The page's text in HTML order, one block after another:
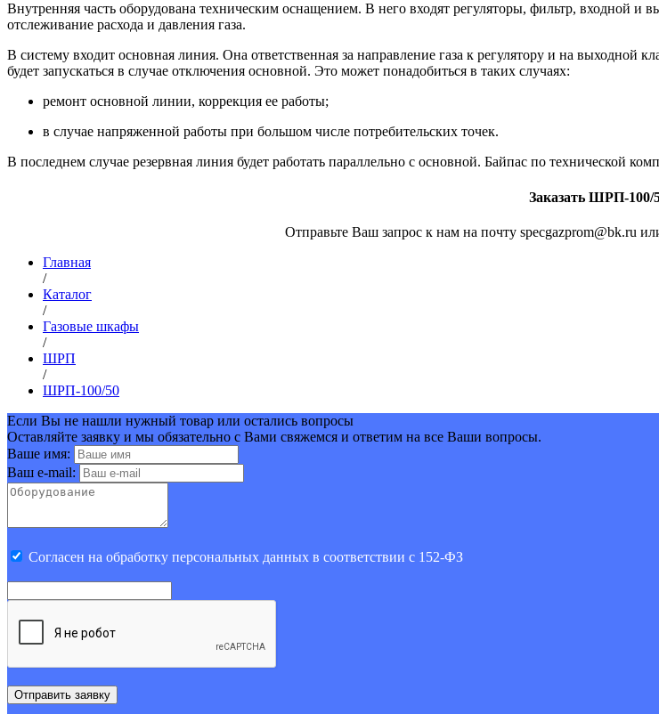
Внутренняя часть оборудована техническим оснащением. В него входят регуляторы, фильтр, входной и
отслеживание расхода и давления газа.
В систему входит основная линия. Она ответственная за направление газа к регулятору и на
будет запускаться в случае отключения основной. Это может понадобиться в таких случаях:
ремонт основной линии, коррекция ее работы;
в случае напряженной работы при большом числе потребительских точек.
В последнем случае резервная линия будет работать параллельно с основной. Байпас по технической
Заказать ШРП-100/
Отправьте Ваш запрос к нам на почту specgazprom@bk.ru
Главная
/
Каталог
/
Газовые шкафы
/
ШРП
/
ШРП-100/50
Если Вы не нашли нужный товар или остались вопросы
Оставляйте заявку и мы обязательно с Вами свяжемся и ответим на все Ваши вопросы.
Ваше имя:
Ваш e-mail:
Cогласен на обработку персональных данных в соответствии с 152-ФЗ
Отправить заявку